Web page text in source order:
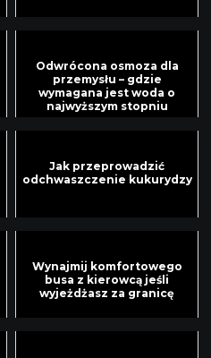
Odwrócona osmoza dla
przemysłu – gdzie
wymagana jest woda o
najwyższym stopniu
Jak przeprowadzić
odchwaszczenie kukurydzy
Wynajmij komfortowego
busa z kierowcą jeśli
wyjeżdżasz za granicę